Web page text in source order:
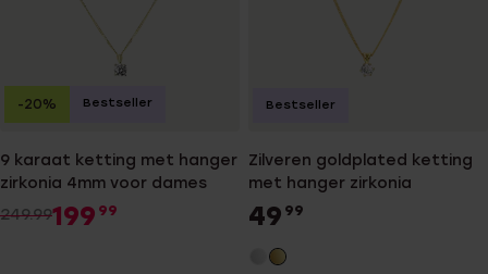
9 karaat ketting met hanger
zirkonia 4mm voor dames
249.99199 99
-20% Bestseller
Zilveren goldplated ketting
met hanger zirkonia
49 99
Bestseller